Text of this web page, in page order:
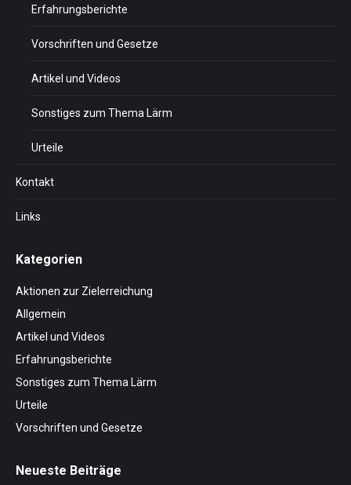
Erfahrungsberichte
Vorschriften und Gesetze
Artikel und Videos
Sonstiges zum Thema Lärm
Urteile
Kontakt
Links
Kategorien
Aktionen zur Zielerreichung
Allgemein
Artikel und Videos
Erfahrungsberichte
Sonstiges zum Thema Lärm
Urteile
Vorschriften und Gesetze
Neueste Beiträge